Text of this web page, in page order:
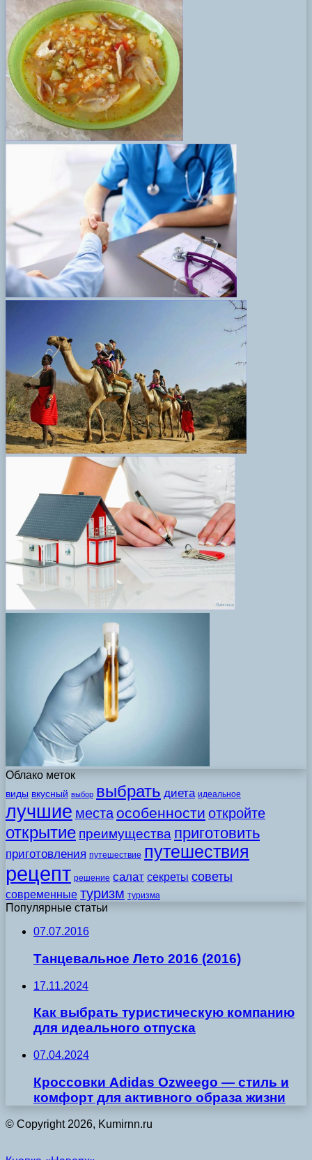
Облако меток
виды вкусный выбор выбрать диета идеальное
лучшие места особенности откройте
открытие преимущества приготовить
приготовления путешествие путешествия
рецепт решение салат секреты советы
современные туризм туризма
Популярные статьи
07.07.2016
Танцевальное Лето 2016 (2016)
17.11.2024
Как выбрать туристическую компанию
для идеального отпуска
07.04.2024
Кроссовки Adidas Ozweego — стиль и
комфорт для активного образа жизни
© Copyright 2026, Kumirnn.ru